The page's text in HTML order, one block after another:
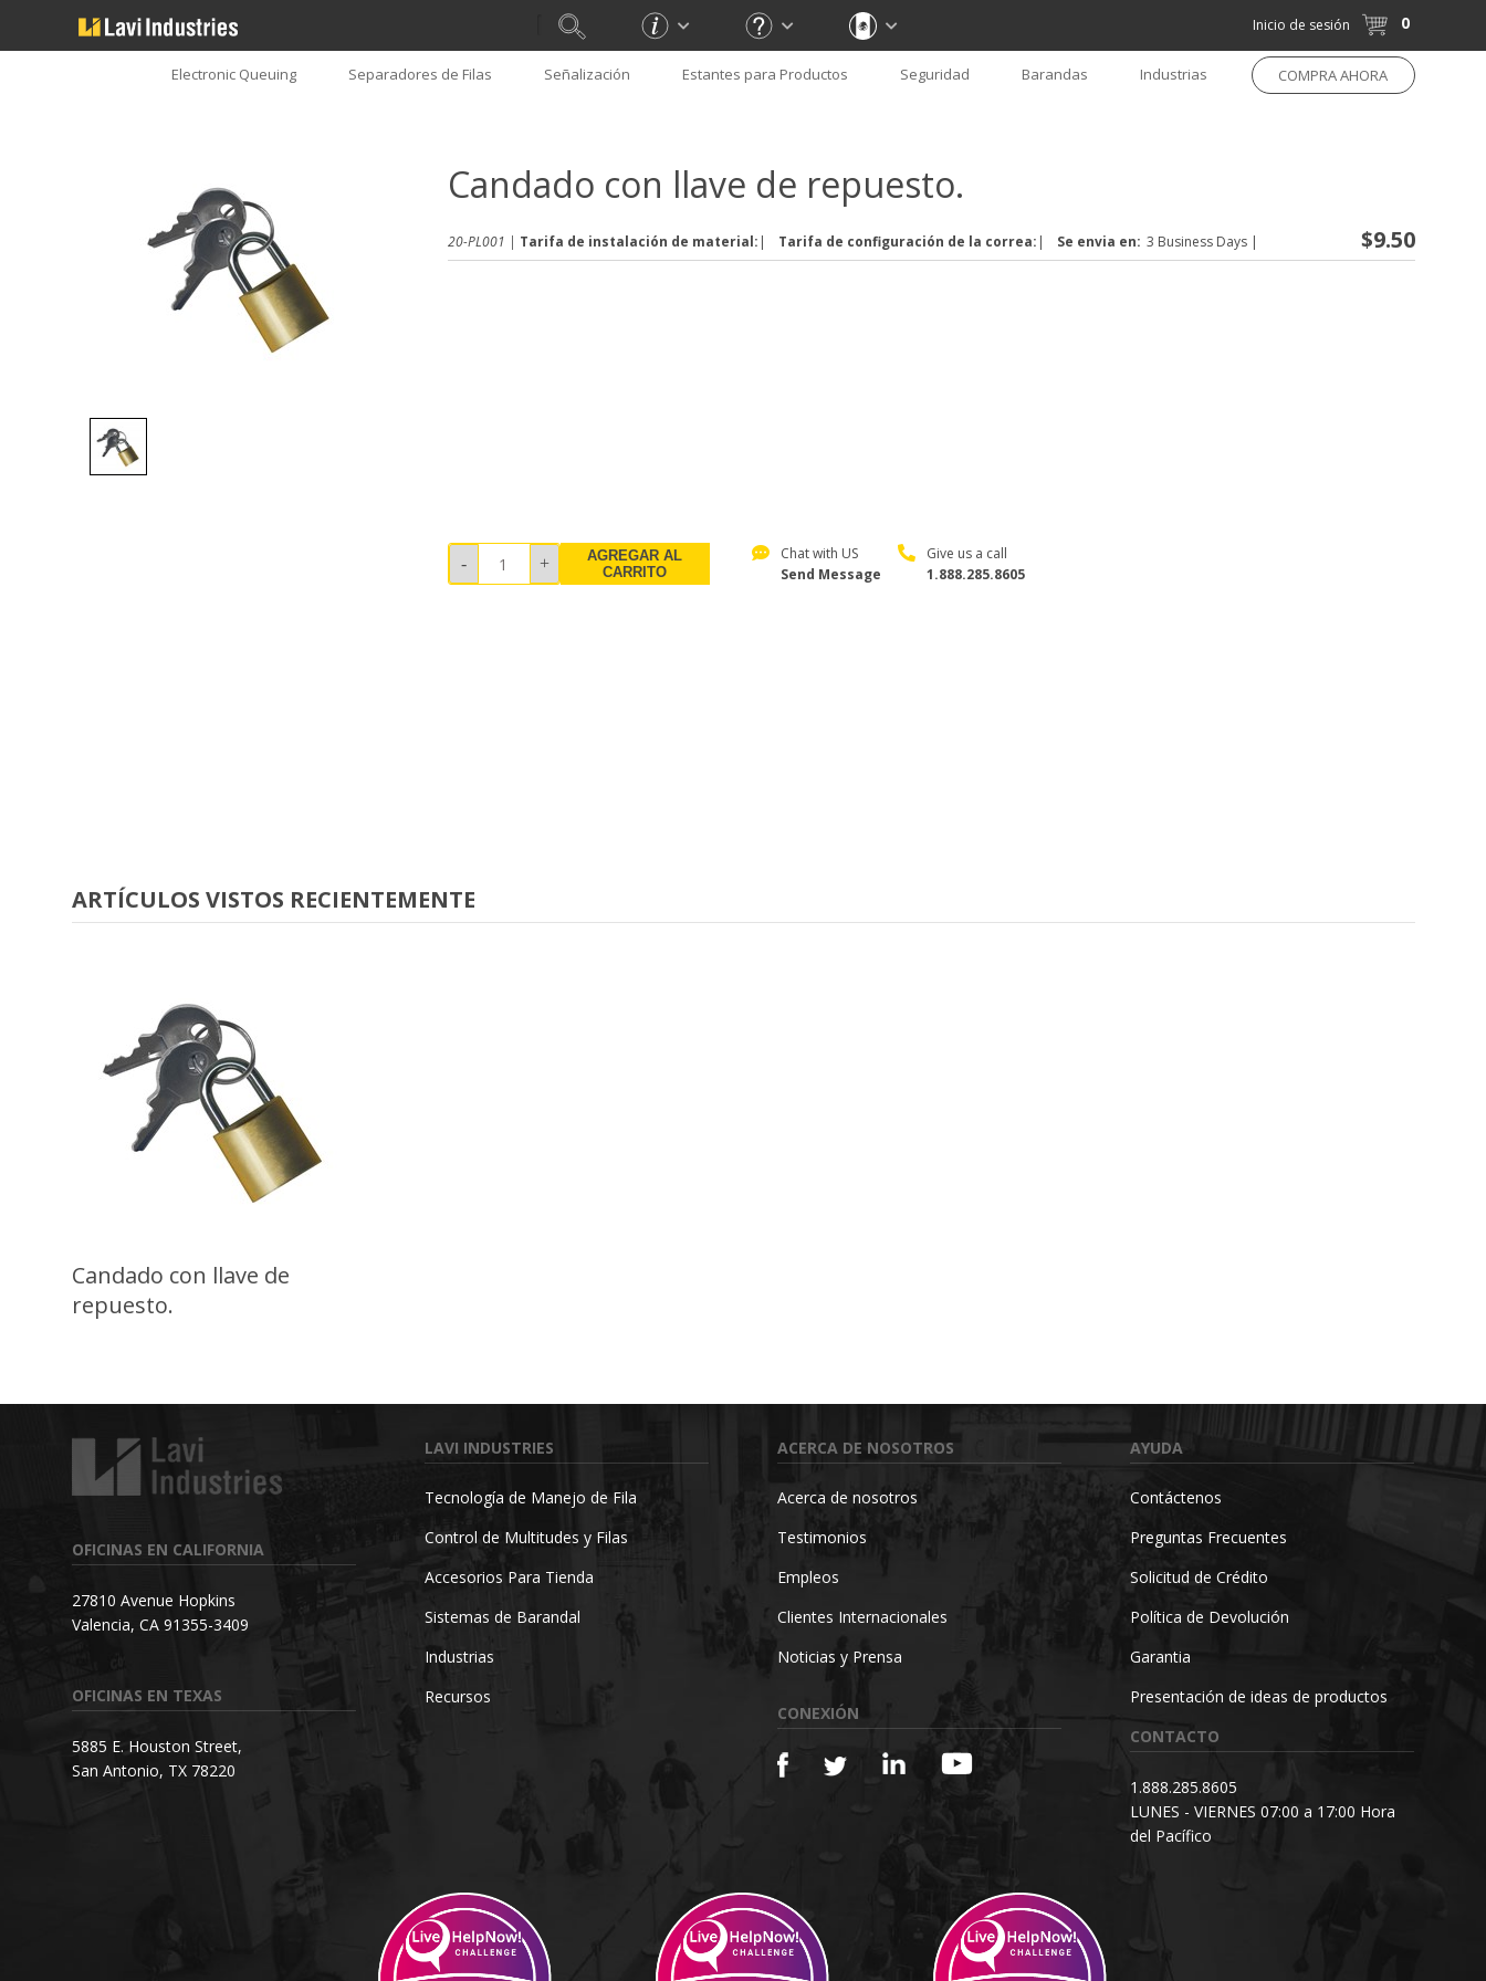
Inicio de sesión 0
Electronic Queuing Separadores de Filas Señalización Estantes para Productos Seguridad Barandas Industrias COMPRA AHORA
Candado con llave de repuesto.
20-PL001 | Tarifa de instalación de material: | Tarifa de configuración de la correa: | Se envia en: 3 Business Days | $9.50
AGREGAR AL
CARRITO
Chat with US
Send Message
Give us a call
1.888.285.8605
ARTÍCULOS VISTOS RECIENTEMENTE
Candado con llave de
repuesto.
OFICINAS EN CALIFORNIA
27810 Avenue Hopkins
Valencia, CA 91355-3409
OFICINAS EN TEXAS
5885 E. Houston Street,
San Antonio, TX 78220
LAVI INDUSTRIES
Tecnología de Manejo de Fila
Control de Multitudes y Filas
Accesorios Para Tienda
Sistemas de Barandal
Industrias
Recursos
ACERCA DE NOSOTROS
Acerca de nosotros
Testimonios
Empleos
Clientes Internacionales
Noticias y Prensa
CONEXIÓN
AYUDA
Contáctenos
Preguntas Frecuentes
Solicitud de Crédito
Política de Devolución
Garantia
Presentación de ideas de productos
CONTACTO
1.888.285.8605
LUNES - VIERNES 07:00 a 17:00 Hora
del Pacífico